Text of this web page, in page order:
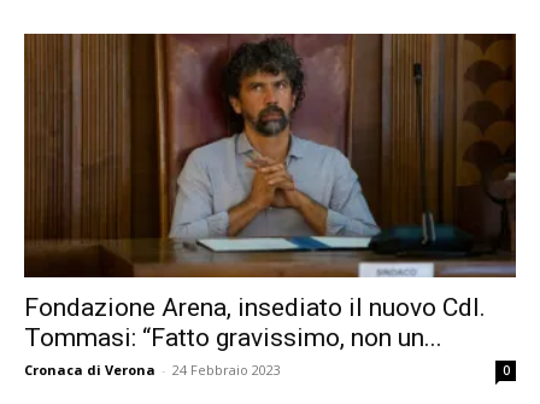
Fondazione Arena, insediato il nuovo CdI.
Tommasi: “Fatto gravissimo, non un...
Cronaca di Verona - 24 Febbraio 2023 0